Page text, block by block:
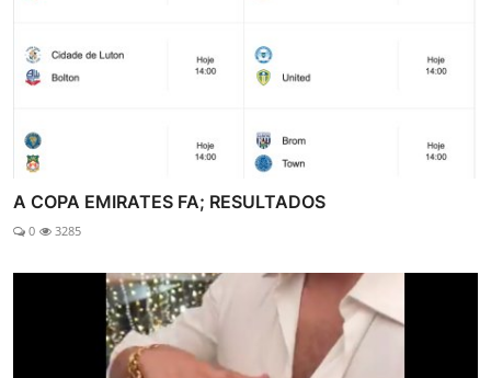
A COPA EMIRATES FA; RESULTADOS
0 3285